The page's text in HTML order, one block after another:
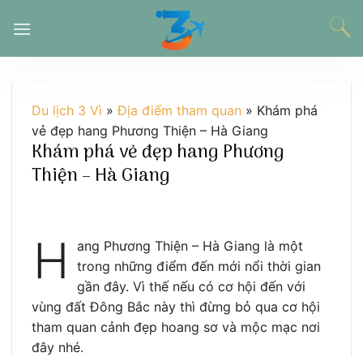
đến
Du lịch 3 Vì »Địa điểm tham quan » Khám phá
vẻ đẹp hang Phương Thiện – Hà Giang
Khám phá vẻ đẹp hang Phương
Thiện – Hà Giang
H
ang Phương Thiện – Hà Giang là một
trong những điểm đến mới nổi thời gian
gần đây. Vì thế nếu có cơ hội đến với
vùng đất Đông Bắc này thì đừng bỏ qua cơ hội
tham quan cảnh đẹp hoang sơ và mộc mạc nơi
đây nhé.